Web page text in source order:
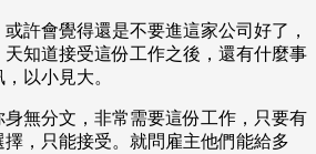
許會覺得還是不要進這家公司好了，
知道接受這份工作之後，還有什麼事
以小見大。
無分文，非常需要這份工作，只要有
，只能接受。就問雇主他們能給多